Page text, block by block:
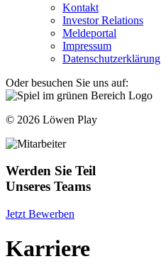
Kontakt
Investor Relations
Meldeportal
Impressum
Datenschutzerklärung
Oder besuchen Sie uns auf:
© 2026 Löwen Play
Werden Sie Teil
Unseres Teams
Jetzt Bewerben
Karriere